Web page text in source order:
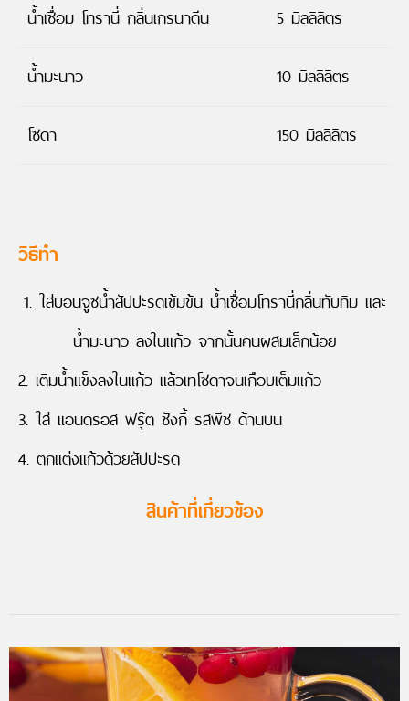
น้ำเชื่อม โทรานี่ กลิ่นเกรนาดีน
5 มิลลิลิตร
น้ำมะนาว
10 มิลลิลิตร
โซดา
150 มิลลิลิตร
วิธีทำ
1. ใส่บอนจูซน้ำสัปปะรดเข้มข้น น้ำเชื่อมโทรานี่กลิ่นทับทิม และ
น้ำมะนาว ลงในแก้ว จากนั้นคนผสมเล็กน้อย
2. เติมน้ำแข็งลงในแก้ว แล้วเทโซดาจนเกือบเต็มแก้ว
3. ใส่ แอนดรอส ฟรุ๊ต ชังกี้ รสพีช ด้านบน
4. ตกแต่งแก้วด้วยสัปปะรด
สินค้าที่เกี่ยวข้อง